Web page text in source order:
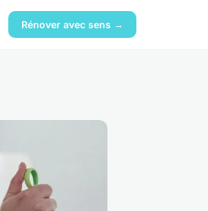
Rénover avec sens →